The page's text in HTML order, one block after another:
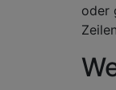
oder